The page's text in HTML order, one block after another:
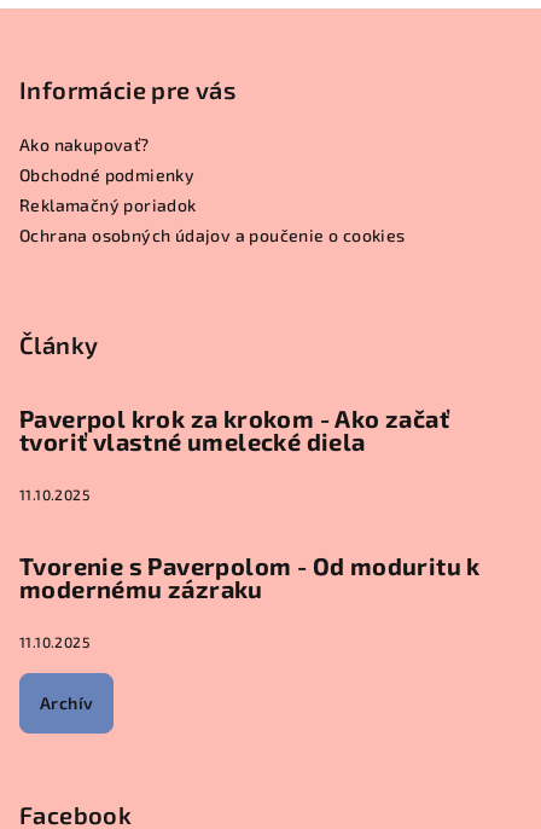
Informácie pre vás
Ako nakupovať?
Obchodné podmienky
Reklamačný poriadok
Ochrana osobných údajov a poučenie o cookies
Články
Paverpol krok za krokom - Ako začať
tvoriť vlastné umelecké diela
11.10.2025
Tvorenie s Paverpolom - Od moduritu k
modernému zázraku
11.10.2025
Archív
Facebook